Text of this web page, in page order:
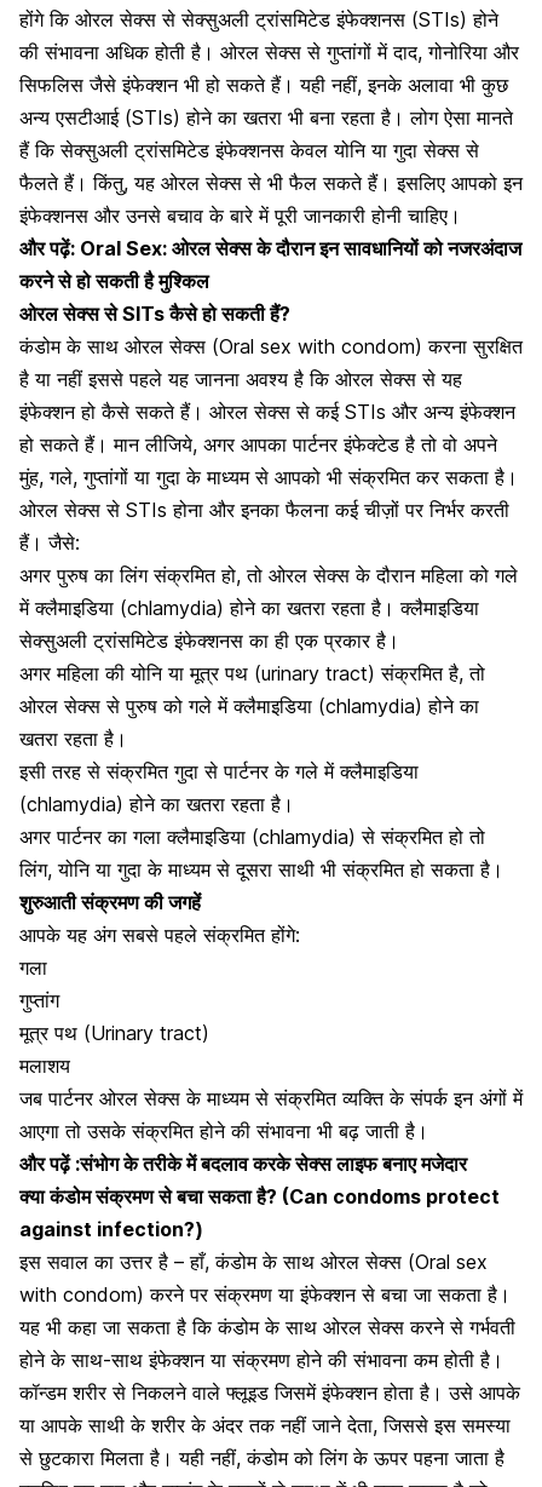
होंगे कि ओरल सेक्स सेसेक्सुअली ट्रांसमिटेड इंफेक्शनस (STIs) होने
की संभावना अधिक होती है। ओरल सेक्स से गुप्तांगों में दाद, गोनोरिया और
सिफलिस जैसेइंफेक्शनभी हो सकते हैं। यही नहीं, इनके अलावा भी कुछ
अन्य एसटीआई (STIs) होने का खतरा भी बना रहता है। लोग ऐसा मानते
हैं कि सेक्सुअली ट्रांसमिटेड इंफेक्शनस केवल योनि या गुदा सेक्स से
फैलते हैं। किंतु, यह ओरल सेक्स से भी फैल सकते हैं। इसलिए आपको इन
इंफेक्शनस और उनसे बचाव के बारे में पूरी जानकारी होनी चाहिए।
और पढ़ें: Oral Sex: ओरल सेक्स के दौरान इन सावधानियों को नजरअंदाज
करने से हो सकती है मुश्किल
ओरल सेक्स से SITs कैसे हो सकती हैं?
कंडोम के साथ ओरल सेक्स (Oral sex with condom) करना सुरक्षित
है या नहीं इससे पहले यह जानना अवश्य है कि ओरल सेक्स से यह
इंफेक्शन हो कैसे सकते हैं। ओरल सेक्स से कई STIs और अन्य इंफेक्शन
हो सकते हैं। मान लीजिये, अगर आपका पार्टनर इंफेक्टेड है तो वो अपने
मुंह, गले, गुप्तांगों या गुदा के माध्यम से आपको भी संक्रमित कर सकता है।
ओरल सेक्स से STIs होना और इनका फैलना कई चीज़ों पर निर्भर करती
हैं। जैसे:
अगर पुरुष का लिंग संक्रमित हो, तो ओरल सेक्स के दौरान महिला को गले
में क्लैमाइडिया (chlamydia)होने का खतरा रहता है। क्लैमाइडिया
सेक्सुअली ट्रांसमिटेड इंफेक्शनस का ही एक प्रकार है।
अगर महिला की योनि यामूत्र पथ (urinary tract) संक्रमितहै, तो
ओरल सेक्स से पुरुष को गले में क्लैमाइडिया (chlamydia) होने का
खतरा रहता है।
इसी तरह से संक्रमित गुदा से पार्टनर के गले में क्लैमाइडिया
(chlamydia) होने का खतरा रहता है।
अगर पार्टनर का गलाक्लैमाइडिया (chlamydia) से संक्रमितहो तो
लिंग, योनि या गुदा के माध्यम से दूसरा साथी भी संक्रमित हो सकता है।
शुरुआती संक्रमण की जगहें
आपके यह अंग सबसे पहले संक्रमित होंगे:
गला
गुप्तांग
मूत्र पथ (Urinary tract)
मलाशय
जब पार्टनर ओरल सेक्स के माध्यम से संक्रमित व्यक्ति के संपर्क इन अंगों में
आएगा तो उसके संक्रमित होने की संभावना भी बढ़ जाती है।
और पढ़ें :संभोग के तरीके में बदलाव करके सेक्स लाइफ बनाए मजेदार
क्या कंडोम संक्रमण से बचा सकता है? (Can condoms protect
against infection?)
इस सवाल का उत्तर है – हाँ, कंडोम के साथ ओरल सेक्स (Oral sex
with condom) करने पर संक्रमण या इंफेक्शन से बचा जा सकता है।
यह भी कहा जा सकता है कि कंडोम के साथ ओरल सेक्स करने से गर्भवती
होने के साथ-साथ इंफेक्शन या संक्रमण होने की संभावना कम होती है।
कॉन्डम शरीर से निकलने वाले फ्लूइड जिसमें इंफेक्शन होता है। उसे आपके
या आपके साथी के शरीर के अंदर तक नहीं जाने देता, जिससे इस समस्या
से छुटकारा मिलता है। यही नहीं, कंडोम को लिंग के ऊपर पहना जाता है